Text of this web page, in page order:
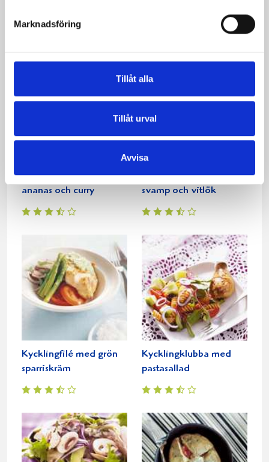
Marknadsföring
Tillåt alla
Tillåt urval
Avvisa
Kycklingröra med
ananas och curry
Kycklinggryta med
svamp och vitlök
Kycklingfilé med grön
sparriskräm
Kycklingklubba med
pastasallad